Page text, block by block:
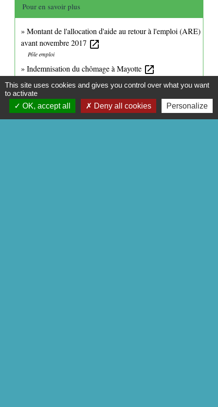
Pour en savoir plus
Montant de l'allocation d'aide au retour à l'emploi (ARE)
avant novembre 2017 open_in_new
Pôle emploi
Indemnisation du chômage à Mayotte open_in_new
Calendrier des paiements de l'ARE
Pôle emploi
Rechargement des droits aux allocationsopen_in_new
This site uses cookies and gives you control over what you want
to activate
OK, accept all
Deny all cookies Personalize